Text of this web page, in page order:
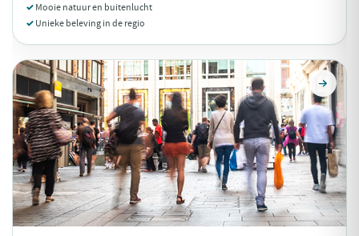
Mooie natuur en buitenlucht
Unieke beleving in de regio